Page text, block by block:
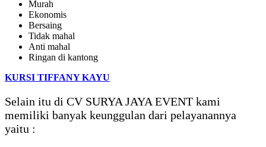
Murah
Ekonomis
Bersaing
Tidak mahal
Anti mahal
Ringan di kantong
KURSI TIFFANY KAYU
Selain itu di CV SURYA JAYA EVENT kami
memiliki banyak keunggulan dari pelayanannya
yaitu :